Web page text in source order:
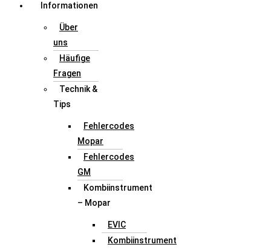
Informationen
Über
uns
Häufige
Fragen
Technik &
Tips
Fehlercodes
Mopar
Fehlercodes
GM
Kombiinstrument
– Mopar
EVIC
Kombiinstrument